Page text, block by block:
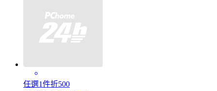
任選1件折500